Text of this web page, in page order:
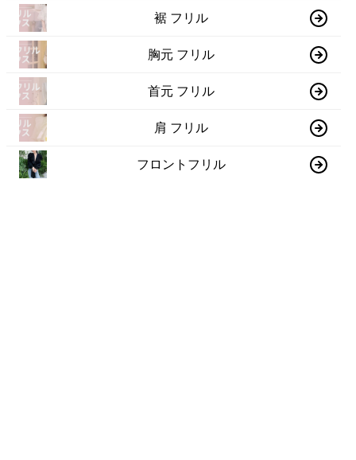
裾 フリル
胸元 フリル
首元 フリル
肩 フリル
フロントフリル